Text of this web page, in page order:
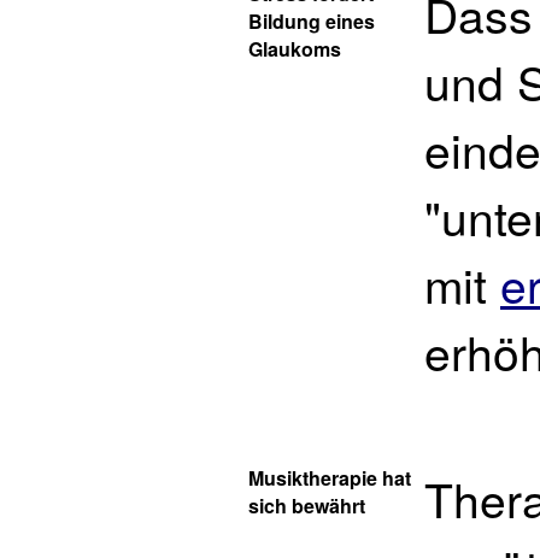
Bildung eines
Glaukoms
und
mit
Musiktherapie hat
sich bewährt